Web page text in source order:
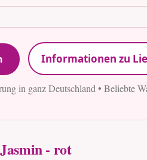
Informationen zu
in ganz Deutschland • Beliebte
- rot